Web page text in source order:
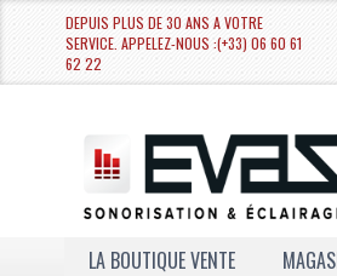
DEPUIS PLUS DE 30 ANS A VOTRE
SERVICE. APPELEZ-NOUS :(+33) 06 60 61
62 22
LA BOUTIQUE VENTE